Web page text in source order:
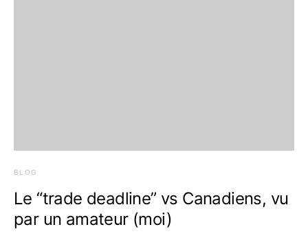
BLOG
Le “trade deadline” vs Canadiens, vu
par un amateur (moi)